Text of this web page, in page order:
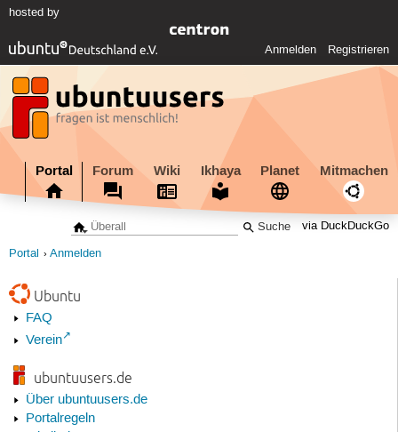
hosted by
Anmelden Registrieren
Portal Forum Wiki Ikhaya Planet Mitmachen
via DuckDuckGo
Portal Anmelden
Ubuntu
FAQ
Verein
ubuntuusers.de
Über ubuntuusers.de
Portalregeln